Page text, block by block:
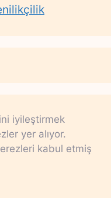
iyileştirmek
yer alıyor.
kabul etmiş